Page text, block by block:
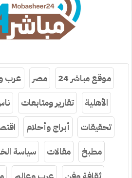
موقع مباشر 24 مصر عرب
الأهلية
تقارير ومتابعات
تحقيقات
أبراج وأحلام
مطبخ
مقالات سياسة